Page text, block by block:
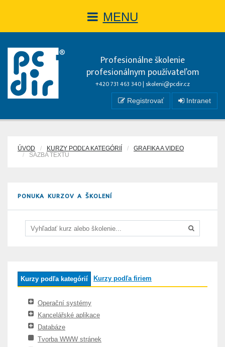
MENU
Profesionálne školenie
profesionálnym používateľom
+420 731 463 340 | skoleni@pcdir.cz
Registrovať Intranet
ÚVOD KURZY PODĽA KATEGÓRIÍ
GRAFIKA A VIDEO
SAZBA TEXTU
PONUKA KURZOV A ŠKOLENÍ
Kurzy podľa kategórií Kurzy podľa firiem
Operační systémy
Kancelářské aplikace
Databáze
Tvorba WWW stránek